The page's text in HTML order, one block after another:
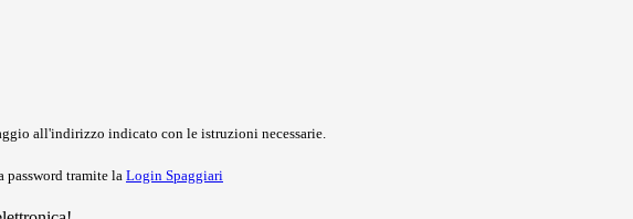
all'indirizzo indicato con le istruzioni necessarie.
password tramite la Login Spaggiari